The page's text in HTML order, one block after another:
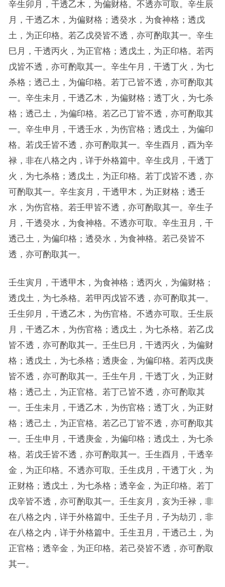
辛生卯月，干透乙木，为偏财格。不透亦可取。辛生辰
月，干透乙木，为偏财格；透癸水，为食神格；透戊
土，为正印格。若乙戊癸皆不透，亦可酌取其一。辛生
巳月，干透丙火，为正官格；透戊土，为正印格。若丙
戊皆不透，亦可酌取其一。辛生午月，干透丁火，为七
杀格；透己土，为偏印格。若丁己皆不透，亦可酌取其
一。辛生未月，干透乙木，为偏财格；透丁火，为七杀
格；透己土，为偏印格。若乙己丁皆不透，亦可酌取其
一。辛生申月，干透壬水，为伤官格；透戊土，为偏印
格。若戊壬皆不透，亦可酌取其一。辛生酉月，酉为辛
禄，非在八格之内，详于外格篇中。辛生戌月，干透丁
火，为七杀格；透戊土，为正印格。若丁戊皆不透，亦
可酌取其一。辛生亥月，干透甲木，为正财格；透壬
水，为伤官格。若壬甲皆不透，亦可酌取其一。辛生子
月，干透癸水，为食神格。不透亦可取。辛生丑月，干
透己土，为偏印格；透癸水，为食神格。若己癸皆不
透，亦可酌取其一。
壬生寅月，干透甲木，为食神格；透丙火，为偏财格；
透戊土，为七杀格。若甲丙戊皆不透，亦可酌取其一。
壬生卯月，干透乙木，为伤官格。不透亦可取。壬生辰
月，干透乙木，为伤官格；透戊土，为七杀格。若乙戊
皆不透，亦可酌取其一。壬生巳月，干透丙火，为偏财
格；透戊土，为七杀格；透庚金，为偏印格。若丙戊庚
皆不透，亦可酌取其一。壬生午月，干透丁火，为正财
格；透己土，为正官格。若丁己皆不透，亦可酌取其
一。壬生未月，干透乙木，为伤官格；透丁火，为正财
格；透己土，为正官格。若乙己丁皆不透，亦可酌取其
一。壬生申月，干透庚金，为偏印格；透戊土，为七杀
格。若戊壬皆不透，亦可酌取其一。壬生酉月，干透辛
金，为正印格。不透亦可取。壬生戌月，干透丁火，为
正财格；透戊土，为七杀格；透辛金，为正印格。若丁
戊辛皆不透，亦可酌取其一。壬生亥月，亥为壬禄，非
在八格之内，详于外格篇中。壬生子月，子为劫刃，非
在八格之内，详于外格篇中。壬生丑月，干透己土，为
正官格；透辛金，为正印格。若己癸皆不透，亦可酌取
其一。